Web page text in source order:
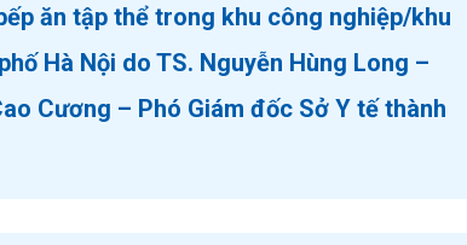
ăn tập thể trong khu công nghiệp/khu
Hà Nội do TS. Nguyễn Hùng Long –
Cương – Phó Giám đốc Sở Y tế thành